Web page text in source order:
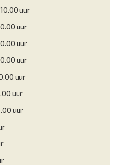
uur
uur
uur
uur
uur
uur
uur